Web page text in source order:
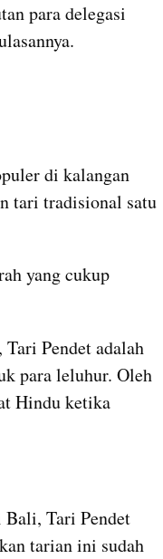
para delegasi
di kalangan
tari tradisional satu
yang cukup
Tari Pendet adalah
para leluhur. Oleh
Hindu ketika
Bali, Tari Pendet
tarian ini sudah